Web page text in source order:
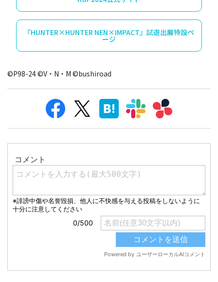
『HUNTER×HUNTER NEN×IMPACT』試遊出展特設ペ
ージ
©P98-24 ©V・N・M ©bushiroad